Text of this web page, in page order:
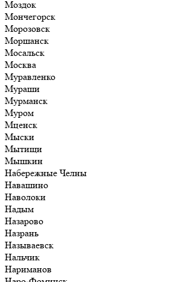
Моздок
Мончегорск
Морозовск
Моршанск
Мосальск
Москва
Муравленко
Мураши
Мурманск
Муром
Мценск
Мыски
Мытищи
Мышкин
Набережные Челны
Навашино
Наволоки
Надым
Назарово
Назрань
Называевск
Нальчик
Нариманов